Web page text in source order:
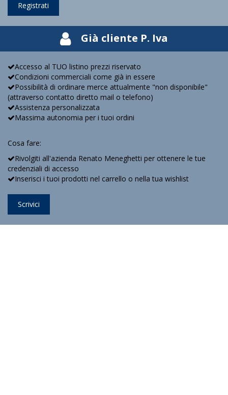
Registrati
Già cliente P. Iva
Accesso al TUO listino prezzi riservato
Condizioni commerciali come già in essere
Possibilità di ordinare merce attualmente "non disponibile"
(attraverso contatto diretto mail o telefono)
Assistenza personalizzata
Massima autonomia per i tuoi ordini
Cosa fare:
Rivolgiti all'azienda Renato Meneghetti per ottenere le tue
credenziali di accesso
Inserisci i tuoi prodotti nel carrello o nella tua wishlist
Scrivici